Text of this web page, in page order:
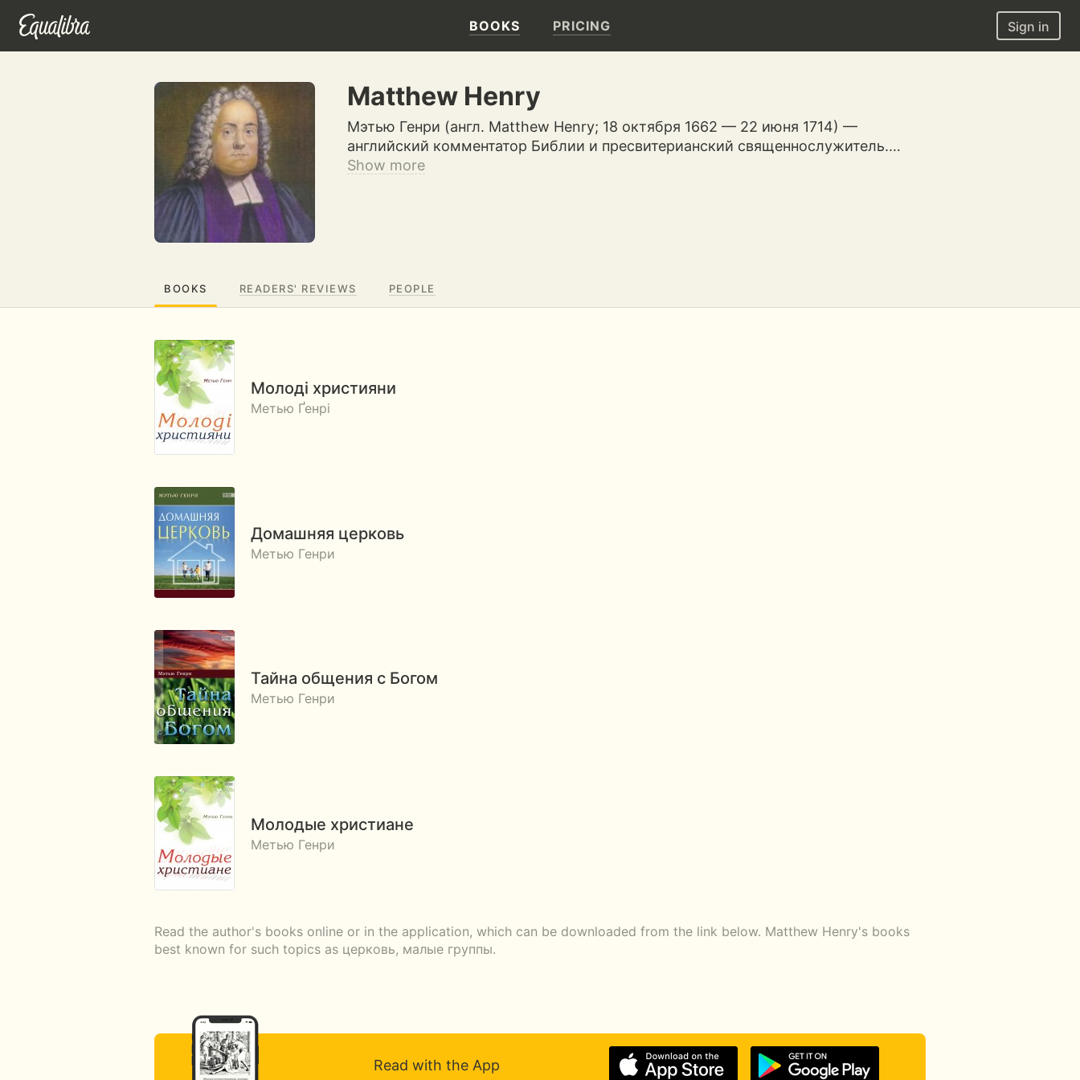
BOOKS PRICING Sign in
Matthew Henry
Мэтью Генри (англ. Matthew Henry; 18 октября 1662 — 22 июня 1714) —
английский комментатор Библии и пресвитерианский священнослужитель.…
Show more
BOOKS READERS' REVIEWS PEOPLE
Молоді християни
Метью Ґенрі
Домашняя церковь
Метью Генри
Тайна общения с Богом
Метью Генри
Молодые христиане
Метью Генри
Read the author's books online or in the application, which can be downloaded from the link below. Matthew Henry's books
best known for such topics as церковь, малые группы.
Read with the App